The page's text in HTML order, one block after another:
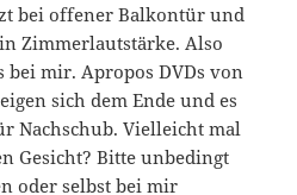
bei offener Balkontür und
Zimmerlautstärke. Also
bei mir. Apropos DVDs von
sich dem Ende und es
Nachschub. Vielleicht mal
Gesicht? Bitte unbedingt
oder selbst bei mir